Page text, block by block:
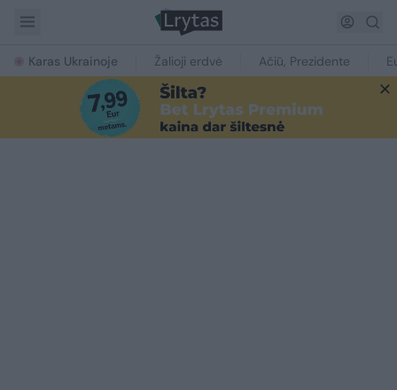
Karas Ukrainoje Žalioji erdvė Ačiū, Prezidente